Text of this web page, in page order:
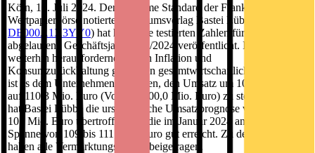
Köln, 16. Juli 2024. Der im Prime Standard der Frankfurter
Wertpapierbörse notierte Publikumsverlag Bastei Lübbe AG (ISIN
DE000A1X3YY0) hat heute die testierten Zahlen für das
abgelaufene Geschäftsjahr 2023/2024 veröffentlicht. In einem
weiterhin herausfordernden, von Inflation und
Konsumzurückhaltung geprägten gesamtwirtschaftlichen Umfeld
ist es dem Unternehmen gelungen, den Umsatz um 10,3 Mio. Euro
auf 110,3 Mio. Euro (Vorjahr: 100,0 Mio. Euro) zu steigern. Damit
hat Bastei Lübbe die ursprüngliche Umsatzprognose von 100 bis
105 Mio. Euro übertroffen und die im Januar 2024 angehobene
Spanne von 109 bis 111 Mio. Euro gut erreicht. Zu dem Wachstum
haben alle Vermarktungskanäle beigetragen.